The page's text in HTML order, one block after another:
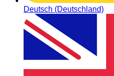
Deutsch (Deutschland)